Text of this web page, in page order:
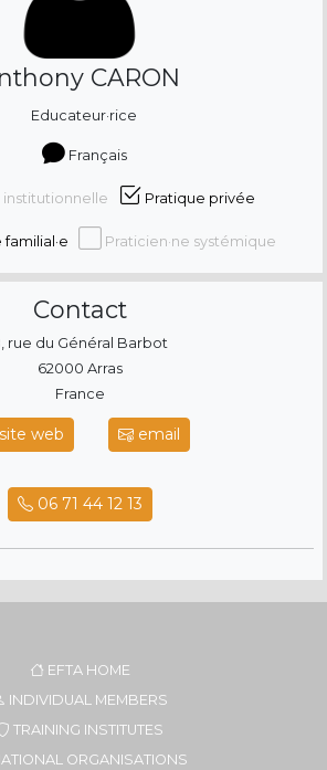
CARON
Educateur·rice
Français
institutionnelle Pratique privée
Praticien·ne systémique
Contact
rue du Général Barbot
62000 Arras
France
site web email
06 71 44 12 13
EFTA HOME
INDIVIDUAL MEMBERS
TRAINING INSTITUTES
ORGANISATIONS